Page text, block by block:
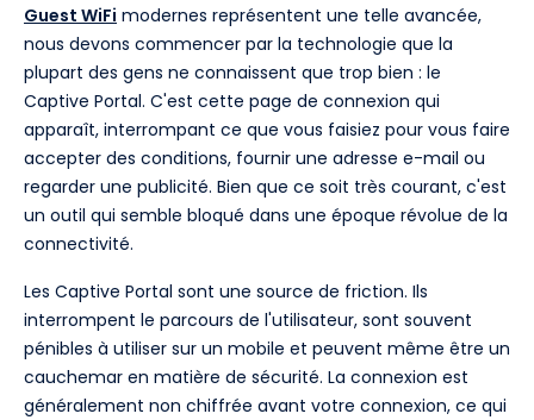
Guest WiFi modernes représentent une telle avancée,
nous devons commencer par la technologie que la
plupart des gens ne connaissent que trop bien : le
Captive Portal. C'est cette page de connexion qui
apparaît, interrompant ce que vous faisiez pour vous faire
accepter des conditions, fournir une adresse e-mail ou
regarder une publicité. Bien que ce soit très courant, c'est
un outil qui semble bloqué dans une époque révolue de la
connectivité.
Les Captive Portal sont une source de friction. Ils
interrompent le parcours de l'utilisateur, sont souvent
pénibles à utiliser sur un mobile et peuvent même être un
cauchemar en matière de sécurité. La connexion est
généralement non chiffrée avant votre connexion, ce qui